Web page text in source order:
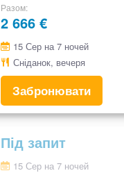
Разом
2 666 €
15 Сер на 7 ночей
Сніданок, вечеря
Забронювати
Під запит
15 Сер на 7 ночей